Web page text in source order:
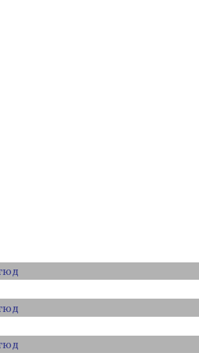
Графика
Этюд
Графика
Этюд
Графика